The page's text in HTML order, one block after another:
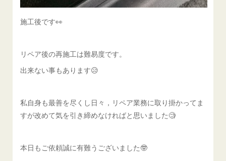
施工後です👀
リペア後の再施工は難易度です。
出来ない事もあります😥
私自身も最善を尽くし日々，リペア業務に取り掛かってま
すが改めて気を引き締めなければと思いました🧐
本日もご依頼誠に有難うございました🤓